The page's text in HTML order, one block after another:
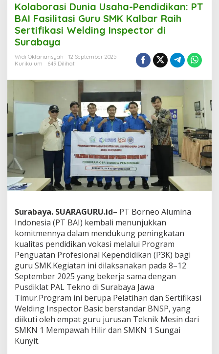
l
a
b
o
s
n
i
a
U
s
a
h
a
-
P
e
n
i
d
i
k
a
n
P
T
B
A
I
a
s
Kolaborasi Dunia Usaha-Pendidikan: PT
BAI Fasilitasi Guru SMK Kalbar Raih
Sertifikasi Welding Inspector di
Surabaya
Widi Oktariansyah
12 September 2025
Kurikulum
649 Dilihat
Surabaya. SUARAGURU.id– PT Borneo Alumina
Indonesia (PT BAI) kembali menunjukkan
komitmennya dalam mendukung peningkatan
kualitas pendidikan vokasi melalui Program
Penguatan Profesional Kependidikan (P3K) bagi
guru SMK.Kegiatan ini dilaksanakan pada 8–12
September 2025 yang bekerja sama dengan
Pusdiklat PAL Tekno di Surabaya Jawa
Timur.Program ini berupa Pelatihan dan Sertifikasi
Welding Inspector Basic berstandar BNSP, yang
diikuti oleh empat guru jurusan Teknik Mesin dari
SMKN 1 Mempawah Hilir dan SMKN 1 Sungai
Kunyit.